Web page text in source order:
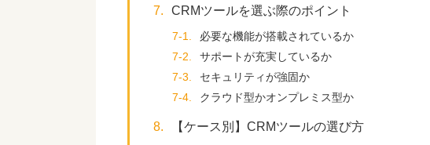
7. CRMツールを選ぶ際のポイント
7-1.
必要な機能が搭載されているか
7-2.
サポートが充実しているか
7-3.
セキュリティが強固か
7-4.
クラウド型かオンプレミス型か
8. 【ケース別】CRMツールの選び方